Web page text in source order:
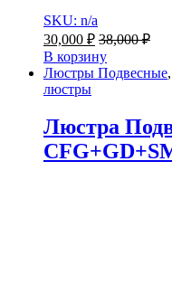
SKU: n/a
30,000 ₽ 38,000₽
В корзину
Люстры Подвесные,
люстры
Люстра